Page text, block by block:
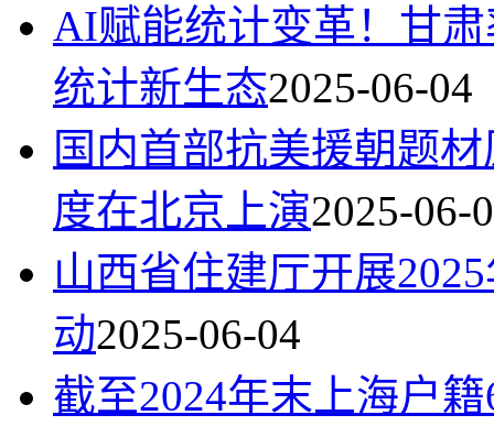
AI赋能统计变革！甘
统计新生态2025-06-04
国内首部抗美援朝题
度在北京上演2025-06-
山西省住建厅开展
动2025-06-04
截至2024年末上海户